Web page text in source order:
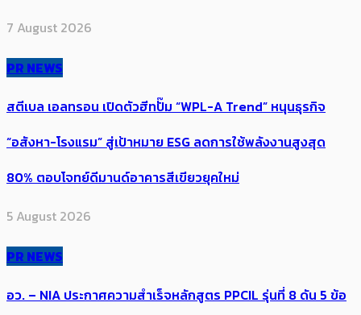
7 August 2026
PR NEWS
สตีเบล เอลทรอน เปิดตัวฮีทปั๊ม “WPL-A Trend” หนุนธุรกิจ
“อสังหา-โรงแรม” สู่เป้าหมาย ESG ลดการใช้พลังงานสูงสุด
80% ตอบโจทย์ดีมานด์อาคารสีเขียวยุคใหม่
5 August 2026
PR NEWS
อว. – NIA ประกาศความสำเร็จหลักสูตร PPCIL รุ่นที่ 8 ดัน 5 ข้อ